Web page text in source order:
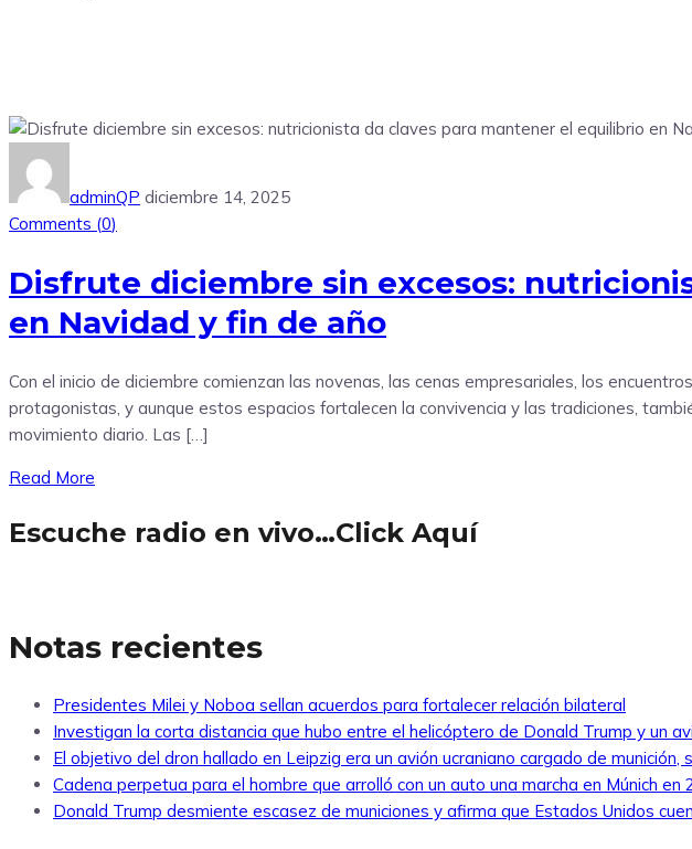
adminQP diciembre 14, 2025
Comments (0)
Disfrute diciembre sin excesos:
en Navidad y fin de año
Con el inicio de diciembre comienzan las novenas, las cenas empresariales, los
protagonistas, y aunque estos espacios fortalecen la convivencia y las tradiciones,
movimiento diario. Las […]
Read More
Escuche radio en vivo…Click Aquí
Notas recientes
Presidentes Milei y Noboa sellan acuerdos para fortalecer relación bilateral
Investigan la corta distancia que hubo entre el helicóptero de Donald Trump y un
El objetivo del dron hallado en Leipzig era un avión ucraniano cargado de munición,
Cadena perpetua para el hombre que arrolló con un auto una marcha en Múnich en
Donald Trump desmiente escasez de municiones y afirma que Estados Unidos